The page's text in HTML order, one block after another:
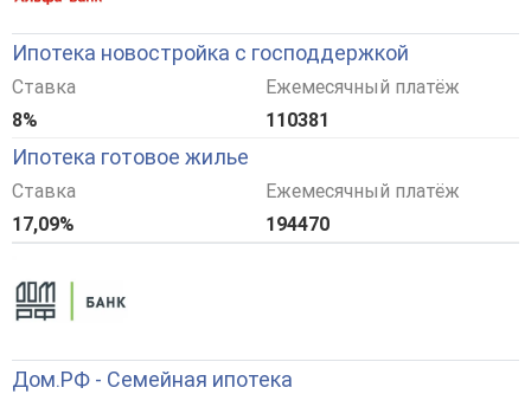
Ипотека новостройка с господдержкой
Ставка
8%
Ежемесячный платёж
110381
Ипотека готовое жилье
Ставка
17,09%
Ежемесячный платёж
194470
Дом.РФ - Семейная ипотека